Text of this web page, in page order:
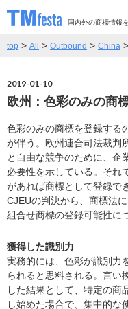
国内外の商標情報
SEMINAR/EVENT
ABOUT
CONTRIBUTORS
CONTACT お問い合わせ
top > All > Outbound > China >
2019-01-10
欧州：色彩のみの商
色彩のみの商標を登録する
が伴う。欧州連合司法裁判
と自由な競争のために、企
必要性を示している。それ
があれば商標として登録で
CJEUの判決から、商標法
組合せ商標の登録可能性に
獲得した識別力
実務的には、色彩が識別力
られると思料される。言い
した結果として、特定の商
し始めた場合で、集中的な